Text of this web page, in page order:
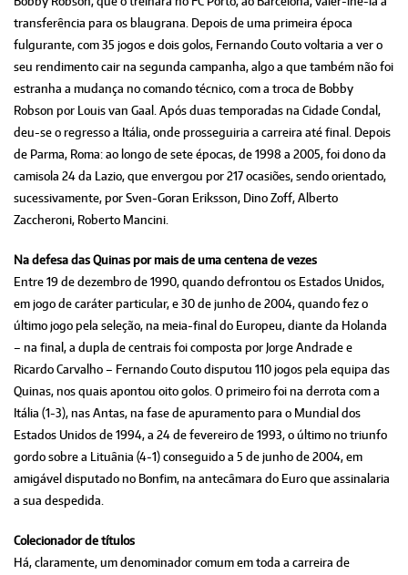
transferência para os blaugrana. Depois de uma primeira época
fulgurante, com 35 jogos e dois golos, Fernando Couto voltaria a ver o
seu rendimento cair na segunda campanha, algo a que também não foi
estranha a mudança no comando técnico, com a troca de Bobby
Robson por Louis van Gaal. Após duas temporadas na Cidade Condal,
deu-se o regresso a Itália, onde prosseguiria a carreira até final. Depois
de Parma, Roma: ao longo de sete épocas, de 1998 a 2005, foi dono da
camisola 24 da Lazio, que envergou por 217 ocasiões, sendo orientado,
sucessivamente, por Sven-Goran Eriksson, Dino Zoff, Alberto
Zaccheroni, Roberto Mancini.
Na defesa das Quinas por mais de uma centena de vezes
Entre 19 de dezembro de 1990, quando defrontou os Estados Unidos,
em jogo de caráter particular, e 30 de junho de 2004, quando fez o
último jogo pela seleção, na meia-final do Europeu, diante da Holanda
– na final, a dupla de centrais foi composta por Jorge Andrade e
Ricardo Carvalho – Fernando Couto disputou 110 jogos pela equipa das
Quinas, nos quais apontou oito golos. O primeiro foi na derrota com a
Itália (1-3), nas Antas, na fase de apuramento para o Mundial dos
Estados Unidos de 1994, a 24 de fevereiro de 1993, o último no triunfo
gordo sobre a Lituânia (4-1) conseguido a 5 de junho de 2004, em
amigável disputado no Bonfim, na antecâmara do Euro que assinalaria
a sua despedida.
Colecionador de títulos
Há, claramente, um denominador comum em toda a carreira de